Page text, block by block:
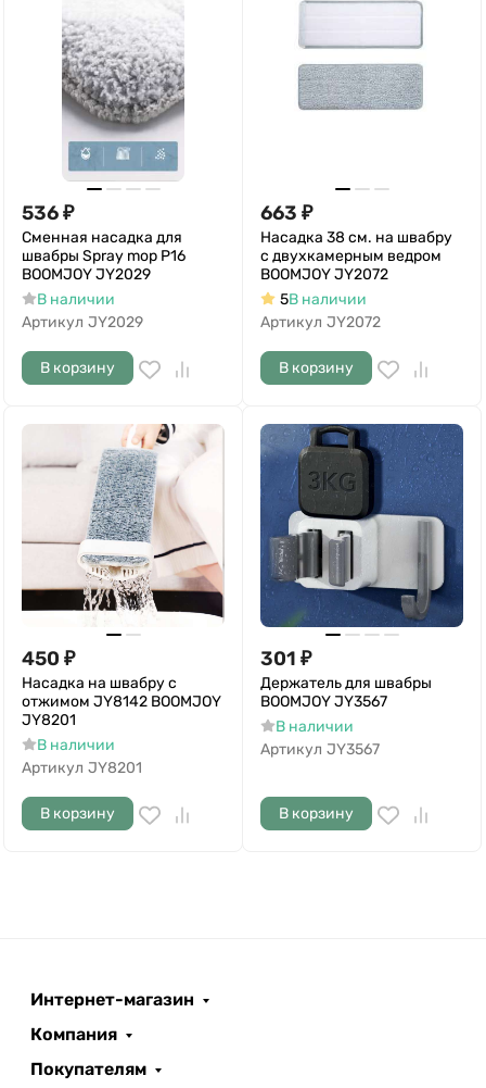
536₽
Сменная насадка для
швабры Spray mop P16
BOOMJOY JY2029
В наличии
Артикул JY2029
В корзину
663 ₽
Насадка 38 см. на швабру
с двухкамерным ведром
BOOMJOY JY2072
5В наличии
Артикул JY2072
В корзину
450 ₽
Насадка на швабру с
отжимом JY8142 BOOMJOY
JY8201
В наличии
Артикул JY8201
В корзину
301 ₽
Держатель для швабры
BOOMJOY JY3567
В наличии
Артикул JY3567
В корзину
Интернет-магазин
Компания
Покупателям